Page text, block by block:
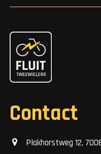
Contact
Plakhorstweg 12,